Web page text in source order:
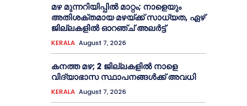
മഴ മുന്നറിയിപ്പിൽ മാറ്റം; നാളെയും
അതിശക്തമായ മഴയ്ക്ക് സാധ്യത, ഏഴ്
ജില്ലകളിൽ ഓറഞ്ച് അലർട്ട്
KERALA August 7, 2026
കനത്ത മഴ; 2 ജില്ലകളില്‍ നാളെ
വിദ്യാഭാസ സ്ഥാപനങ്ങള്‍ക്ക് അവധി
KERALA August 7, 2026